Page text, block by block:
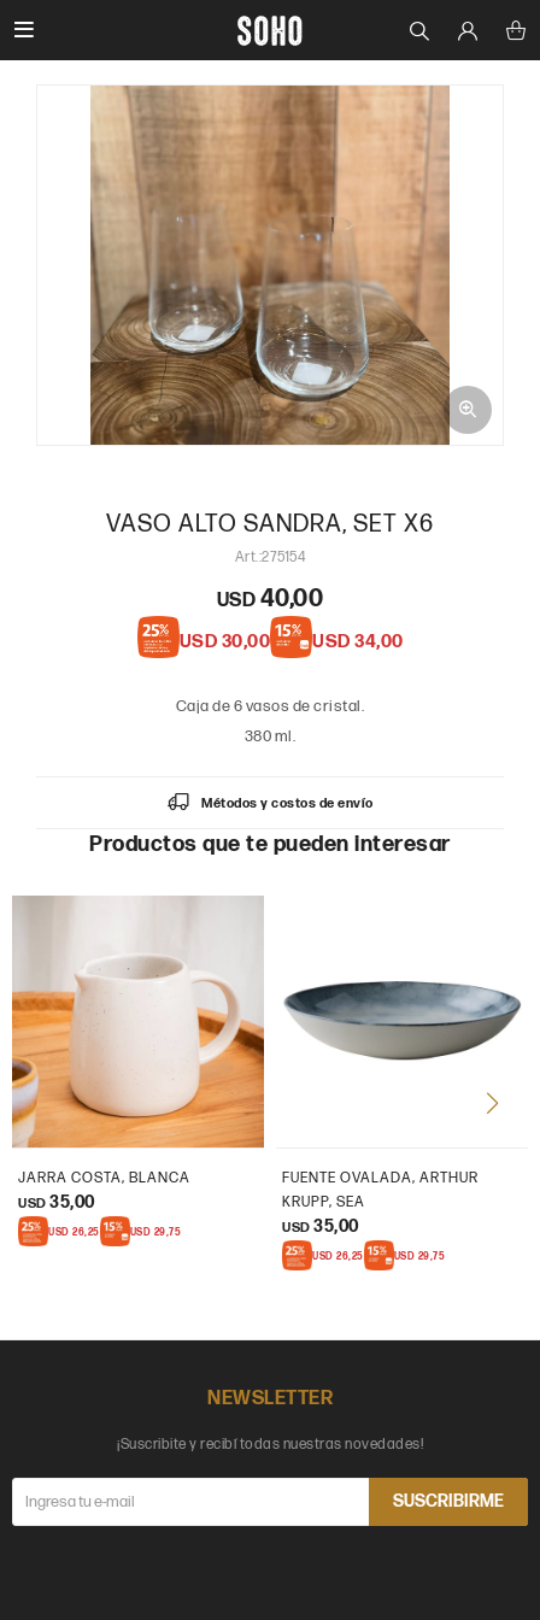

VASO ALTO SANDRA, SET X6
275154
USD 40,00
USD 30,00 USD 34,00
Caja de 6 vasos de cristal.
380 ml.
Métodos y costos de envío
Productos que te pueden interesar
JARRA COSTA, BLANCA
USD 35,00
USD 26,25 USD 29,75
FUENTE OVALADA, ARTHUR
KRUPP, SEA
USD 35,00
USD 26,25 USD 29,75
NEWSLETTER
¡Suscribite y recibí todas nuestras novedades!
SUSCRIBIRME